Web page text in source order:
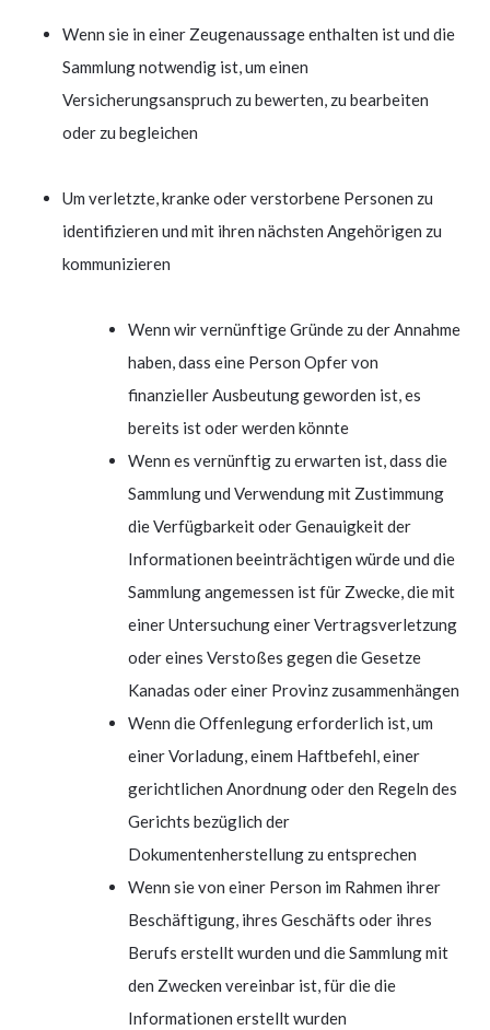
Wenn sie in einer Zeugenaussage enthalten ist und die
Sammlung notwendig ist, um einen
Versicherungsanspruch zu bewerten, zu bearbeiten
oder zu begleichen
Um verletzte, kranke oder verstorbene Personen zu
identifizieren und mit ihren nächsten Angehörigen zu
kommunizieren
Wenn wir vernünftige Gründe zu der Annahme
haben, dass eine Person Opfer von
finanzieller Ausbeutung geworden ist, es
bereits ist oder werden könnte
Wenn es vernünftig zu erwarten ist, dass die
Sammlung und Verwendung mit Zustimmung
die Verfügbarkeit oder Genauigkeit der
Informationen beeinträchtigen würde und die
Sammlung angemessen ist für Zwecke, die mit
einer Untersuchung einer Vertragsverletzung
oder eines Verstoßes gegen die Gesetze
Kanadas oder einer Provinz zusammenhängen
Wenn die Offenlegung erforderlich ist, um
einer Vorladung, einem Haftbefehl, einer
gerichtlichen Anordnung oder den Regeln des
Gerichts bezüglich der
Dokumentenherstellung zu entsprechen
Wenn sie von einer Person im Rahmen ihrer
Beschäftigung, ihres Geschäfts oder ihres
Berufs erstellt wurden und die Sammlung mit
den Zwecken vereinbar ist, für die die
Informationen erstellt wurden